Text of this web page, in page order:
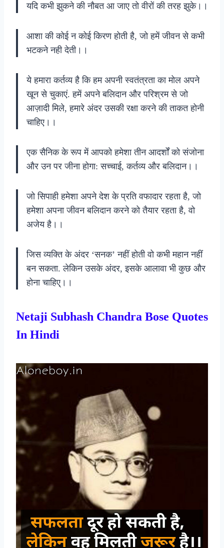
यदि कभी झुकने की नौबत आ जाए तो वीरों की तरह झुके।।
आशा की कोई न कोई किरण होती है, जो हमें जीवन से कभी
भटकने नही देती।।
ये हमारा कर्तव्य है कि हम अपनी स्वतंत्रता का मोल अपने
खून से चुकाएं. हमें अपने बलिदान और परिश्रम से जो
आज़ादी मिले, हमारे अंदर उसकी रक्षा करने की ताकत होनी
चाहिए।।
एक सैनिक के रूप में आपको हमेशा तीन आदर्शों को संजोना
और उन पर जीना होगा: सच्चाई, कर्तव्य और बलिदान।।
जो सिपाही हमेशा अपने देश के प्रति वफादार रहता है, जो
हमेशा अपना जीवन बलिदान करने को तैयार रहता है, वो
अजेय है।।
जिस व्यक्ति के अंदर ‘सनक’ नहीं होती वो कभी महान नहीं
बन सकता. लेकिन उसके अंदर, इसके आलावा भी कुछ और
होना चाहिए्।।
Netaji Subhash Chandra Bose Quotes
In Hindi